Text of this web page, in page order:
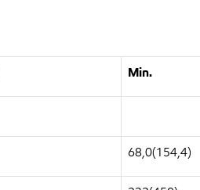
Min.
68,0(154,4)